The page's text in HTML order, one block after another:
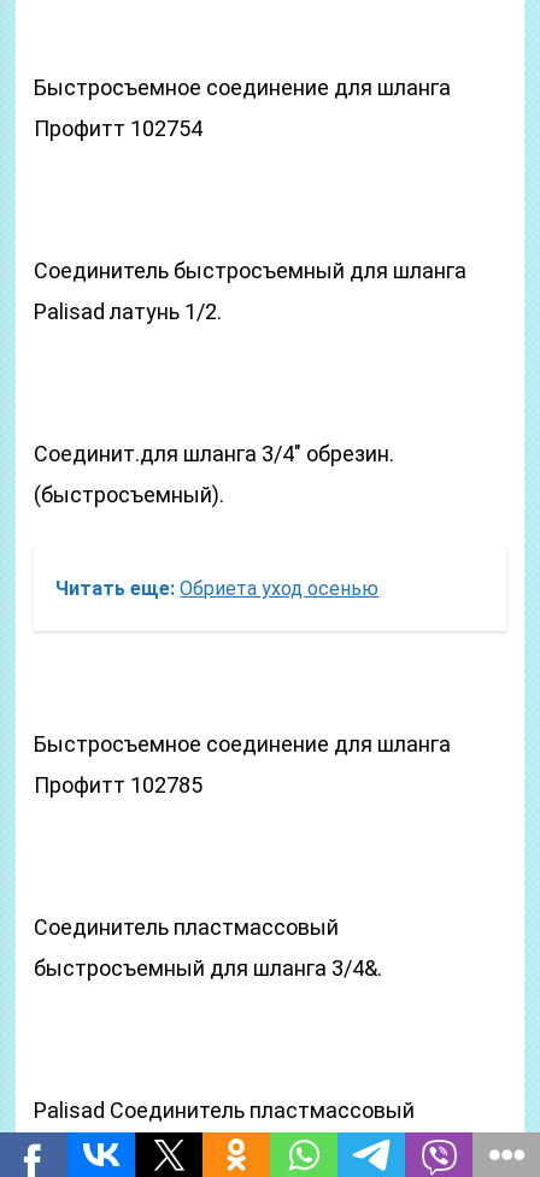
Быстросъемное соединение для шланга
Профитт 102754
Соединитель быстросъемный для шланга
Palisad латунь 1/2.
Соединит.для шланга 3/4″ обрезин.
(быстросъемный).
Читать еще: Обриета уход осенью
Быстросъемное соединение для шланга
Профитт 102785
Соединитель пластмассовый
быстросъемный для шланга 3/4&.
Palisad Соединитель пластмассовый
быстросъемный для шла.